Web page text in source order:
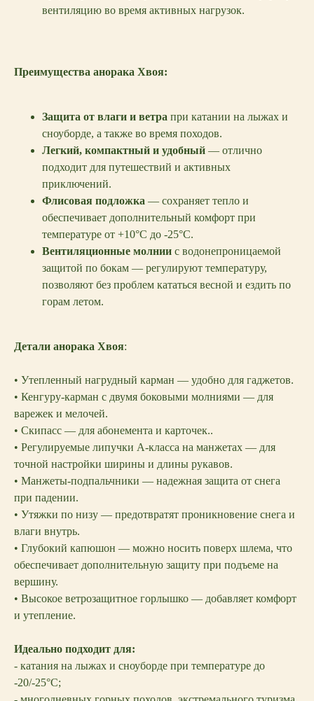
вентиляцию во время активных нагрузок.
Преимущества анорака Хвоя:
Защита от влаги и ветра при катании на лыжах и
сноуборде, а также во время походов.
Легкий, компактный и удобный — отлично
подходит для путешествий и активных
приключений.
Флисовая подложка — сохраняет тепло и
обеспечивает дополнительный комфорт при
температуре от +10°C до -25°C.
Вентиляционные молнии с водонепроницаемой
защитой по бокам — регулируют температуру,
позволяют без проблем кататься весной и ездить по
горам летом.
Детали анорака Хвоя:
• Утепленный нагрудный карман — удобно для гаджетов.
• Кенгуру-карман с двумя боковыми молниями — для
варежек и мелочей.
• Скипасс — для абонемента и карточек..
• Регулируемые липучки А-класса на манжетах — для
точной настройки ширины и длины рукавов.
• Манжеты-подпальчники — надежная защита от снега
при падении.
• Утяжки по низу — предотвратят проникновение снега и
влаги внутрь.
• Глубокий капюшон — можно носить поверх шлема, что
обеспечивает дополнительную защиту при подъеме на
вершину.
• Высокое ветрозащитное горлышко — добавляет комфорт
и утепление.
Идеально подходит для:
- катания на лыжах и сноуборде при температуре до
-20/-25°C;